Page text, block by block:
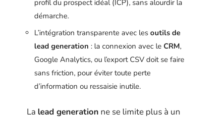
profil du prospect idéal (ICP), sans alourdir la
démarche.
L’intégration transparente avec les outils de
lead generation : la connexion avec le CRM,
Google Analytics, ou l’export CSV doit se faire
sans friction, pour éviter toute perte
d’information ou ressaisie inutile.
La lead generation ne se limite plus à un